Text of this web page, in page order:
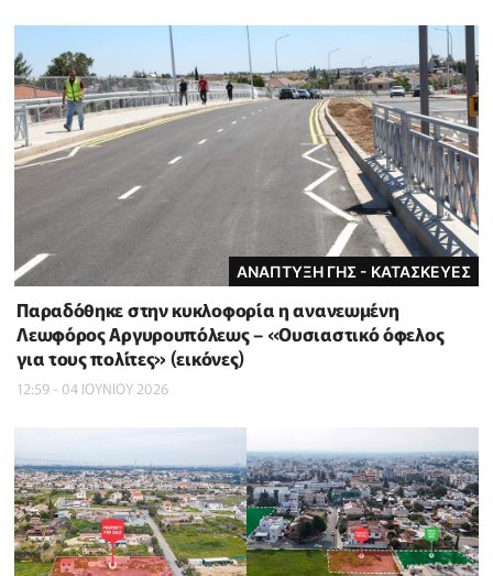
ΑΝΑΠΤΥΞΗ ΓΗΣ - ΚΑΤΑΣΚΕΥΕΣ
Παραδόθηκε στην κυκλοφορία η ανανεωμένη
Λεωφόρος Αργυρουπόλεως – «Ουσιαστικό όφελος
για τους πολίτες» (εικόνες)
12:59 - 04 ΙΟΥΝΙΟΥ 2026